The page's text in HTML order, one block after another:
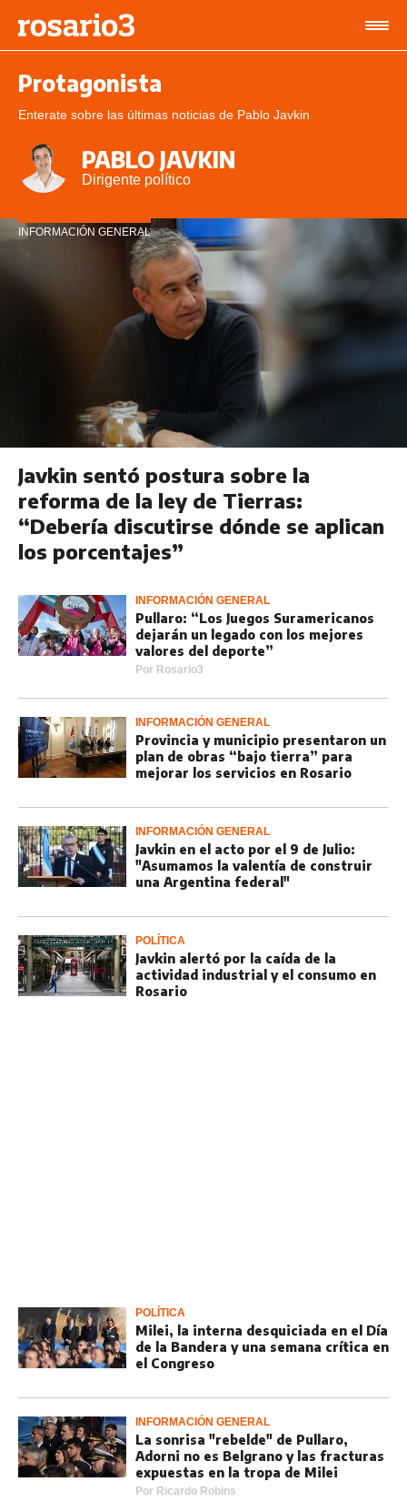
Protagonista
Enterate sobre las últimas noticias de Pablo Javkin
PABLO JAVKIN
Dirigente político
INFORMACIÓN GENERAL
Javkin sentó postura sobre la
reforma de la ley de Tierras:
“Debería discutirse dónde se aplican
los porcentajes”
INFORMACIÓN GENERAL
Pullaro: “Los Juegos Suramericanos
dejarán un legado con los mejores
valores del deporte”
Por Rosario3
INFORMACIÓN GENERAL
Provincia y municipio presentaron un
plan de obras “bajo tierra” para
mejorar los servicios en Rosario
INFORMACIÓN GENERAL
Javkin en el acto por el 9 de Julio:
"Asumamos la valentía de construir
una Argentina federal"
POLÍTICA
Javkin alertó por la caída de la
actividad industrial y el consumo en
Rosario
POLÍTICA
Milei, la interna desquiciada en el Día
de la Bandera y una semana crítica en
el Congreso
INFORMACIÓN GENERAL
La sonrisa "rebelde" de Pullaro,
Adorni no es Belgrano y las fracturas
expuestas en la tropa de Milei
Por Ricardo Robins